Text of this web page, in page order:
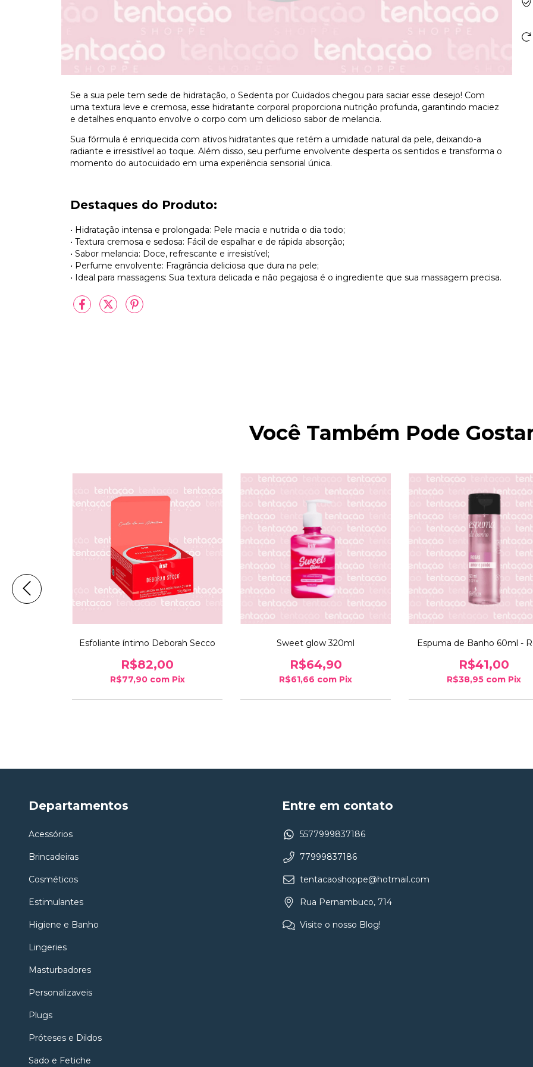
Se a sua pele tem sede de hidratação, o Sedenta por Cuidados chegou para saciar esse desejo! Com
uma textura leve e cremosa, esse hidratante corporal proporciona nutrição profunda, garantindo maciez
e detalhes enquanto envolve o corpo com um delicioso sabor de melancia.
Sua fórmula é enriquecida com ativos hidratantes que retém a umidade natural da pele, deixando-a
radiante e irresistível ao toque. Além disso, seu perfume envolvente desperta os sentidos e transforma o
momento do autocuidado em uma experiência sensorial única.
Destaques do Produto:
• Hidratação intensa e prolongada: Pele macia e nutrida o dia todo;
• Textura cremosa e sedosa: Fácil de espalhar e de rápida absorção;
• Sabor melancia: Doce, refrescante e irresistível;
• Perfume envolvente: Fragrância deliciosa que dura na pele;
• Ideal para massagens: Sua textura delicada e não pegajosa é o ingrediente que sua massagem precisa.
Você Também Pode
Esfoliante íntimo Deborah Secco
R$82,00
R$77,90 com Pix
Sweet glow 320ml
R$64,90
R$61,66 com Pix
Espuma de Banho 60ml -
R$41,00
R$38,95 com Pix
Departamentos
Acessórios
Brincadeiras
Cosméticos
Estimulantes
Higiene e Banho
Lingeries
Masturbadores
Personalizaveis
Plugs
Próteses e Dildos
Sado e Fetiche
Entre em contato
5577999837186
77999837186
tentacaoshoppe@hotmail.com
Rua Pernambuco, 714
Visite o nosso Blog!